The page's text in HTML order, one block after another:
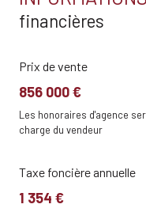
financières
Prix de vente
856 000 €
Les honoraires d'agence
charge du vendeur
Taxe foncière annuelle
1 354 €